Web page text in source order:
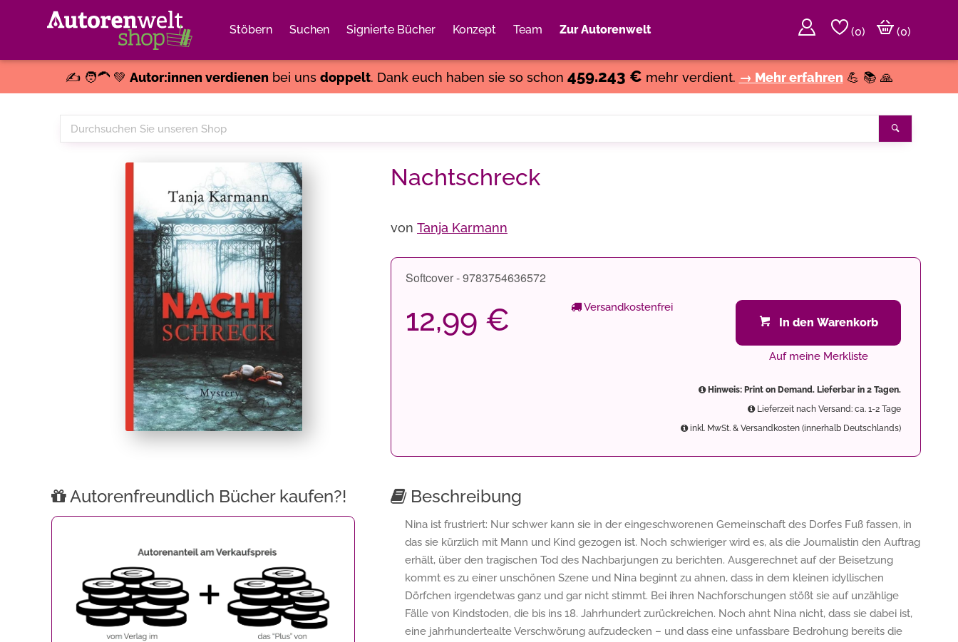
Stöbern Suchen Signierte Bücher Konzept Team Zur Autorenwelt (0)
(0)
✍️ 🧑‍🦱 💚 Autor:innen verdienenbei uns doppelt. Dank euch haben sie so schon 459.243 € mehr verdient. → Mehr erfahren 💪 📚 🙏
Durchsuchen
Sie
Nachtschreck
von Tanja Karmann
Softcover - 9783754636572
12,99 € Versandkostenfrei
In den Warenkorb
Auf meine Merkliste
Hinweis: Print on Demand. Lieferbar in 2 Tagen.
Lieferzeit nach Versand: ca. 1-2 Tage
inkl. MwSt. & Versandkosten (innerhalb Deutschlands)
Autorenfreundlich Bücher kaufen?! Beschreibung
Nina ist frustriert: Nur schwer kann sie in der eingeschworenen Gemeinschaft des Dorfes Fuß fassen, in
das sie kürzlich mit Mann und Kind gezogen ist. Noch schwieriger wird es, als die Journalistin den Auftrag
erhält, über den tragischen Tod des Nachbarjungen zu berichten. Ausgerechnet auf der Beisetzung
kommt es zu einer unschönen Szene und Nina beginnt zu ahnen, dass in dem kleinen idyllischen
Dörfchen irgendetwas ganz und gar nicht stimmt. Bei ihren Nachforschungen stößt sie auf unzählige
Fälle von Kindstoden, die bis ins 18. Jahrhundert zurückreichen. Noch ahnt Nina nicht, dass sie dabei ist,
eine jahrhundertealte Verschwörung aufzudecken – und dass eine unfassbare Bedrohung bereits die